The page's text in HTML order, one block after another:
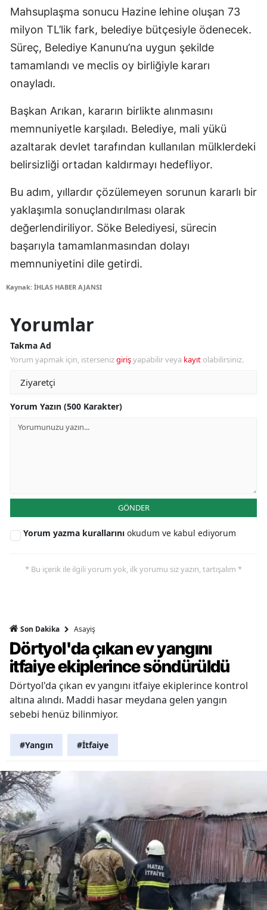
Mahsuplaşma sonucu Hazine lehine oluşan 73
milyon TL’lik fark, belediye bütçesiyle ödenecek.
Süreç, Belediye Kanunu’na uygun şekilde
tamamlandı ve meclis oy birliğiyle kararı
onayladı.
Başkan Arıkan, kararın birlikte alınmasını
memnuniyetle karşıladı. Belediye, mali yükü
azaltarak devlet tarafından kullanılan mülklerdeki
belirsizliği ortadan kaldırmayı hedefliyor.
Bu adım, yıllardır çözülemeyen sorunun kararlı bir
yaklaşımla sonuçlandırılması olarak
değerlendiriliyor. Söke Belediyesi, sürecin
başarıyla tamamlanmasından dolayı
memnuniyetini dile getirdi.
Kaynak: İHLAS HABER AJANSI
Yorumlar
Takma Ad
Yorum yapmak için, istersenizgirişyapabilir veya kayıt olabilirsiniz.
Yorum Yazın (500 Karakter)
GÖNDER
Yorum yazma kurallarını okudum ve kabul ediyorum
* Bu içerik ile ilgili yorum yok, ilk yorumu siz yazın, tartışalım *
Son Dakika Asayiş
Dörtyol'da çıkan ev yangını
itfaiye ekiplerince söndürüldü
Dörtyol'da çıkan ev yangını itfaiye ekiplerince kontrol
altına alındı. Maddi hasar meydana gelen yangın
sebebi henüz bilinmiyor.
#Yangın #İtfaiye